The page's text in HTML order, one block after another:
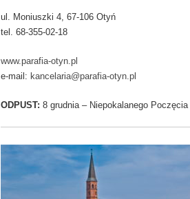
ul. Moniuszki 4, 67-106 Otyń
tel. 68-355-02-18
www.parafia-otyn.pl
e-mail: kancelaria@parafia-otyn.pl
ODPUST: 8 grudnia – Niepokalanego